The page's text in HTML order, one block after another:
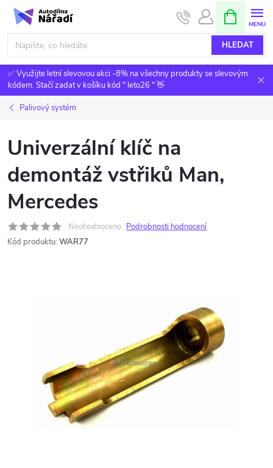
Přejít
obsah
HLEDAT
NÁKUPNÍ
KOŠÍK
✅ Využijte letní slevovou akci -8% na všechny produkty se slevovým
kódem. Stačí zadat v košíku kód " leto26 " 👋
Palivový systém
Univerzální klíč na
demontáž vstřiků Man,
Mercedes
Neohodnoceno Podrobnosti hodnocení
Kód produktu: WAR77